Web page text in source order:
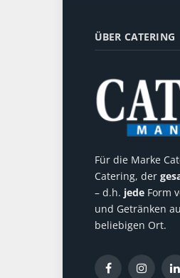
ÜBER CATERING
Für die Marke
Catering, der
– d.h. jede Form
und Getränken
beliebigen Ort.
FacebookInstagram